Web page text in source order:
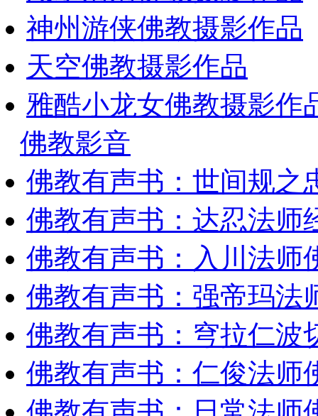
神州游侠佛教摄影作品
天空佛教摄影作品
雅酷小龙女佛教摄影作
佛教影音
佛教有声书：世间规
佛教有声书：达忍法师
佛教有声书：入川法师
佛教有声书：强帝玛法
佛教有声书：穹拉仁波
佛教有声书：仁俊法师